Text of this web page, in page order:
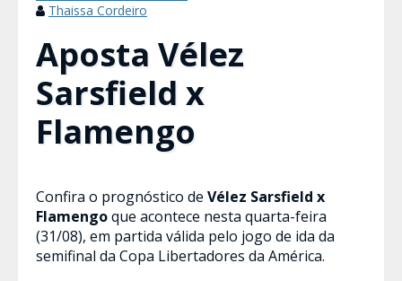
Thaissa Cordeiro
Aposta Vélez
Sarsfield x
Flamengo
Confira o prognóstico de Vélez Sarsfield x
Flamengoque acontece nesta quarta-feira
(31/08), em partida válida pelo jogo de ida da
semifinal da Copa Libertadores da América.